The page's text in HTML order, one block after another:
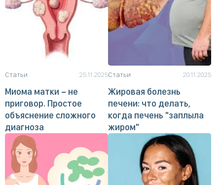
Статьи 25.11.2025
Миома матки − не
приговор. Простое
объяснение сложного
диагноза
Статьи 20.11.2025
Жировая болезнь
печени: что делать,
когда печень "заплыла
жиром"